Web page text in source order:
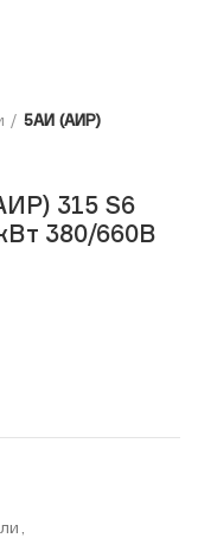
5АИ (АИР)
315 S6
380/660В